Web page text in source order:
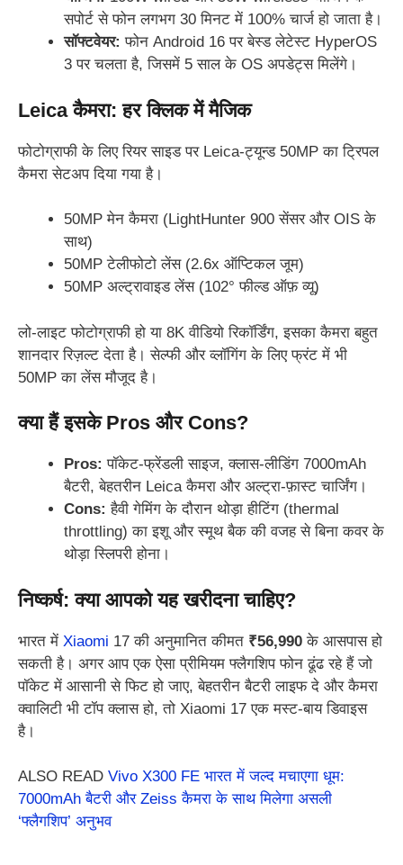
सपोर्ट से फोन लगभग 30 मिनट में 100% चार्ज हो जाता है।
सॉफ्टवेयर: फोन Android 16 पर बेस्ड लेटेस्ट HyperOS
3 पर चलता है, जिसमें 5 साल के OS अपडेट्स मिलेंगे।
Leica कैमरा: हर क्लिक में मैजिक
फोटोग्राफी के लिए रियर साइड पर Leica-ट्यून्ड 50MP का ट्रिपल
कैमरा सेटअप दिया गया है।
50MP मेन कैमरा (LightHunter 900 सेंसर और OIS के
साथ)
50MP टेलीफोटो लेंस (2.6x ऑप्टिकल जूम)
50MP अल्ट्रावाइड लेंस (102° फील्ड ऑफ़ व्यू)
लो-लाइट फोटोग्राफी हो या 8K वीडियो रिकॉर्डिंग, इसका कैमरा बहुत
शानदार रिज़ल्ट देता है। सेल्फी और व्लॉगिंग के लिए फ्रंट में भी
50MP का लेंस मौजूद है।
क्या हैं इसके Pros और Cons?
Pros: पॉकेट-फ्रेंडली साइज, क्लास-लीडिंग 7000mAh
बैटरी, बेहतरीन Leica कैमरा और अल्ट्रा-फ़ास्ट चार्जिंग।
Cons: हैवी गेमिंग के दौरान थोड़ा हीटिंग (thermal
throttling) का इशू और स्मूथ बैक की वजह से बिना कवर के
थोड़ा स्लिपरी होना।
निष्कर्ष: क्या आपको यह खरीदना चाहिए?
भारत में Xiaomi 17 की अनुमानित कीमत ₹56,990 के आसपास हो
सकती है। अगर आप एक ऐसा प्रीमियम फ्लैगशिप फोन ढूंढ रहे हैं जो
पॉकेट में आसानी से फिट हो जाए, बेहतरीन बैटरी लाइफ दे और कैमरा
क्वालिटी भी टॉप क्लास हो, तो Xiaomi 17 एक मस्ट-बाय डिवाइस
है।
ALSO READ Vivo X300 FE भारत में जल्द मचाएगा धूम:
7000mAh बैटरी और Zeiss कैमरा के साथ मिलेगा असली
‘फ्लैगशिप’ अनुभव